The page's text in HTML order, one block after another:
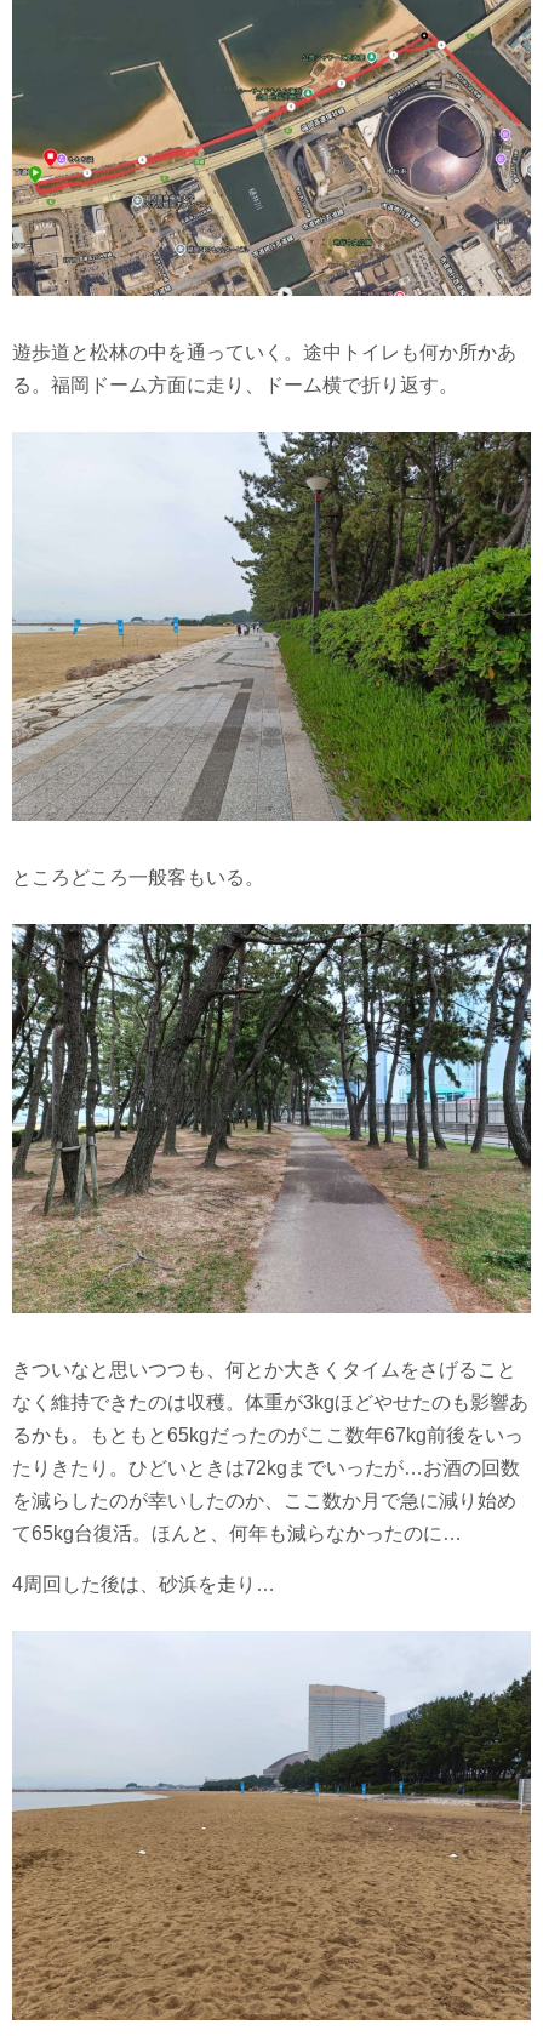
遊歩道と松林の中を通っていく。途中トイレも何か所かあ
る。福岡ドーム方面に走り、ドーム横で折り返す。
ところどころ一般客もいる。
きついなと思いつつも、何とか大きくタイムをさげること
なく維持できたのは収穫。体重が3kgほどやせたのも影響あ
るかも。もともと65kgだったのがここ数年67kg前後をいっ
たりきたり。ひどいときは72kgまでいったが…お酒の回数
を減らしたのが幸いしたのか、ここ数か月で急に減り始め
て65kg台復活。ほんと、何年も減らなかったのに…
4周回した後は、砂浜を走り…